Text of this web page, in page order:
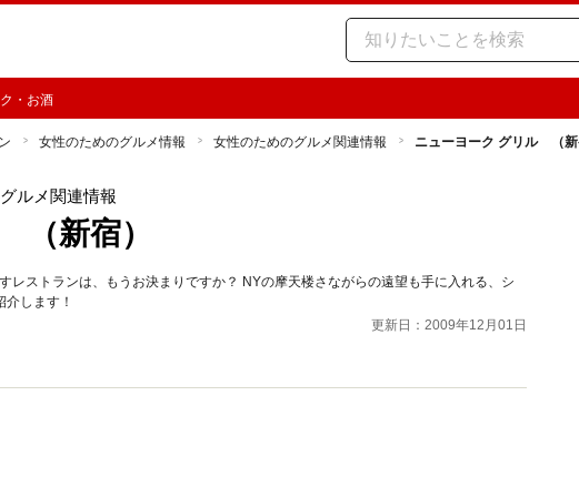
・お酒
女性のためのグルメ情報 女性のためのグルメ関連情報 ニューヨーク グリル （
ルメ関連情報
新宿）
レストランは、もうお決まりですか？ NYの摩天楼さながらの遠望も手に入れる、シ
します！
更新日：2009年12月01日